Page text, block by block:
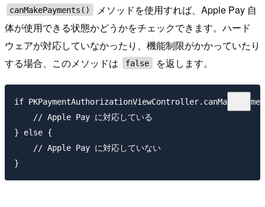
canMakePayments()
メソッドを使用すれば、Apple Pay 自
体が使用できる状態かどうかをチェックできます。ハード
ウェアが対応していなかったり、機能制限がかかっていたり
する場合、このメソッドは
false を返します。
if
    // Apple Pay に対応している
} else {
    // Apple Pay に対応していない